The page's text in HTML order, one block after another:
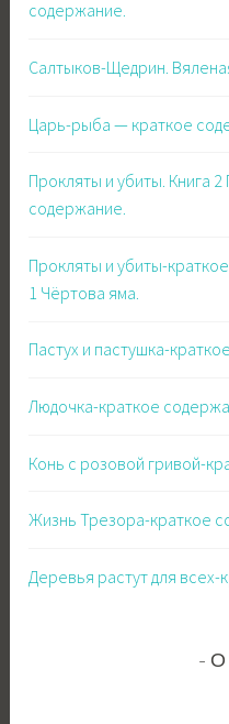
содержание.
Салтыков-Щедрин.
Царь-рыба — краткое
Прокляты и убиты. Книга
содержание.
Прокляты и убиты-
1 Чёртова яма.
Пастух и пастушка-
Людочка-краткое
Конь с розовой гривой-
Жизнь Трезора-краткое
Деревья растут для
О